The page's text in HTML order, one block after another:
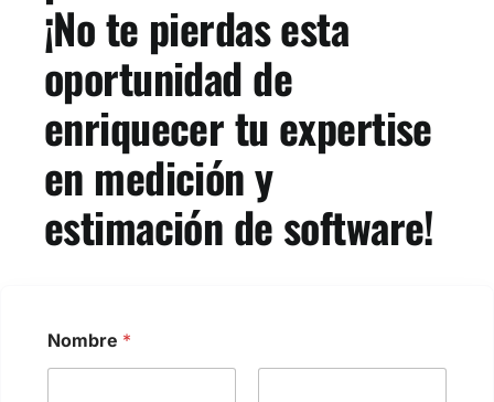
¡No te pierdas esta
oportunidad de
enriquecer tu expertise
en medición y
estimación de software!
o
m
Nombre *